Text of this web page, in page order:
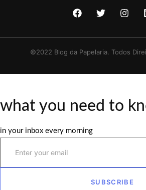
©2022 Blog da Papelaria. Todos
what you need to
in your inbox every morning
SUBSCRIBE